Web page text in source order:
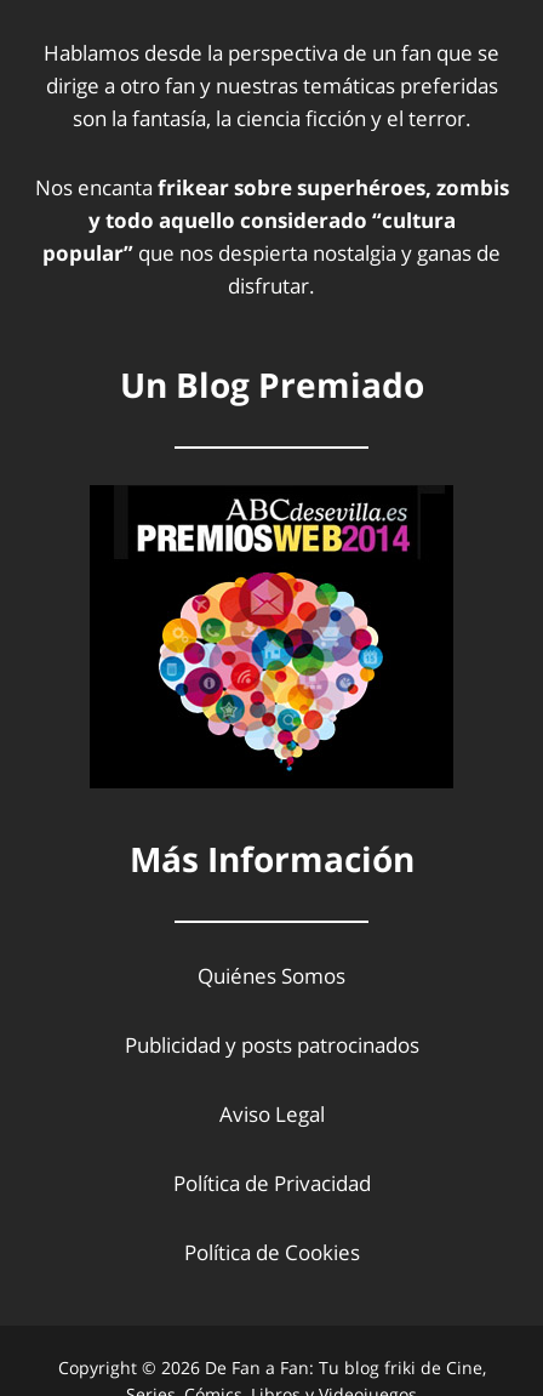
Hablamos desde la perspectiva de un fan que se
dirige a otro fan y nuestras temáticas preferidas
son la fantasía, la ciencia ficción y el terror.
Nos encanta frikear sobre superhéroes, zombis
y todo aquello considerado “cultura
popular” que nos despierta nostalgia y ganas de
disfrutar.
Un Blog Premiado
Más Información
Quiénes Somos
Publicidad y posts patrocinados
Aviso Legal
Política de Privacidad
Política de Cookies
Copyright © 2026 De Fan a Fan: Tu blog friki de Cine,